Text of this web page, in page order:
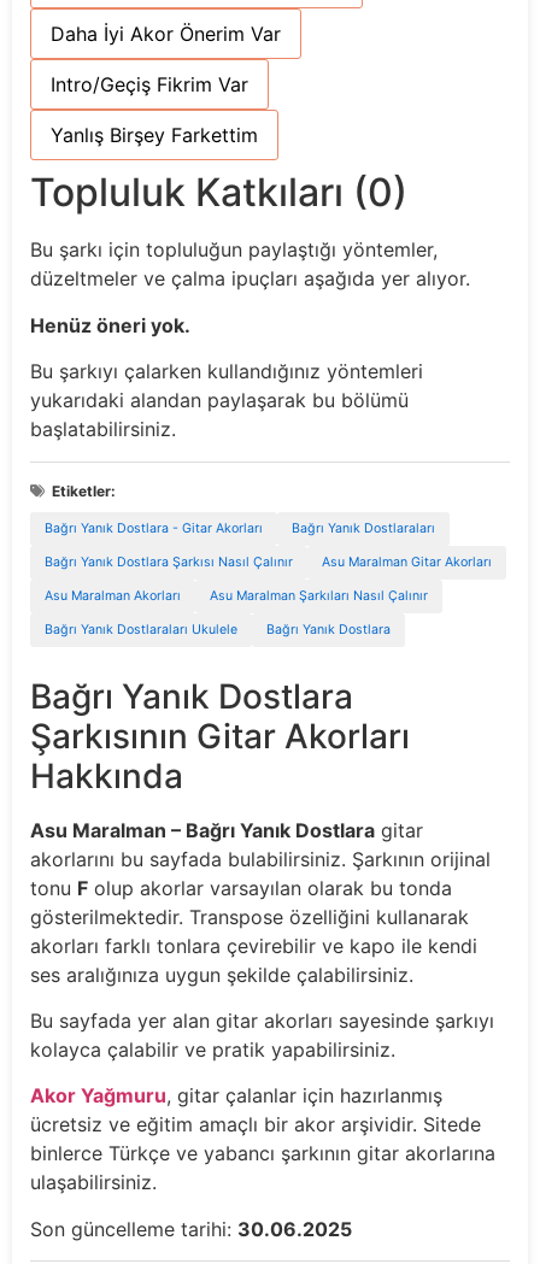
Daha İyi Akor Önerim Var
Intro/Geçiş Fikrim Var
Yanlış Birşey Farkettim
Topluluk Katkıları (0)
Bu şarkı için topluluğun paylaştığı yöntemler,
düzeltmeler ve çalma ipuçları aşağıda yer alıyor.
Henüz öneri yok.
Bu şarkıyı çalarken kullandığınız yöntemleri
yukarıdaki alandan paylaşarak bu bölümü
başlatabilirsiniz.
Etiketler:
Bağrı Yanık Dostlara - Gitar Akorları Bağrı Yanık Dostlaraları
Bağrı Yanık Dostlara Şarkısı Nasıl Çalınır Asu Maralman Gitar Akorları
Asu Maralman Akorları Asu Maralman Şarkıları Nasıl Çalınır
Bağrı Yanık Dostlaraları Ukulele Bağrı Yanık Dostlara
Bağrı Yanık Dostlara
Şarkısının Gitar Akorları
Hakkında
Asu Maralman – Bağrı Yanık Dostlara gitar
akorlarını bu sayfada bulabilirsiniz. Şarkının orijinal
tonu F olup akorlar varsayılan olarak bu tonda
gösterilmektedir. Transpose özelliğini kullanarak
akorları farklı tonlara çevirebilir ve kapo ile kendi
ses aralığınıza uygun şekilde çalabilirsiniz.
Bu sayfada yer alan gitar akorları sayesinde şarkıyı
kolayca çalabilir ve pratik yapabilirsiniz.
Akor Yağmuru, gitar çalanlar için hazırlanmış
ücretsiz ve eğitim amaçlı bir akor arşividir. Sitede
binlerce Türkçe ve yabancı şarkının gitar akorlarına
ulaşabilirsiniz.
Son güncelleme tarihi: 30.06.2025